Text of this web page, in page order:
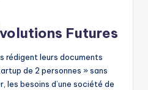
Futures
rédigent leurs documents
de 2 personnes » sans
les besoins d’une société de